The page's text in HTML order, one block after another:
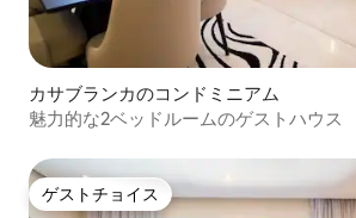
カサブランカのコンドミニアム
魅力的な2ベッドルームのゲストハウス
ゲストチョイス
ゲストチョイス